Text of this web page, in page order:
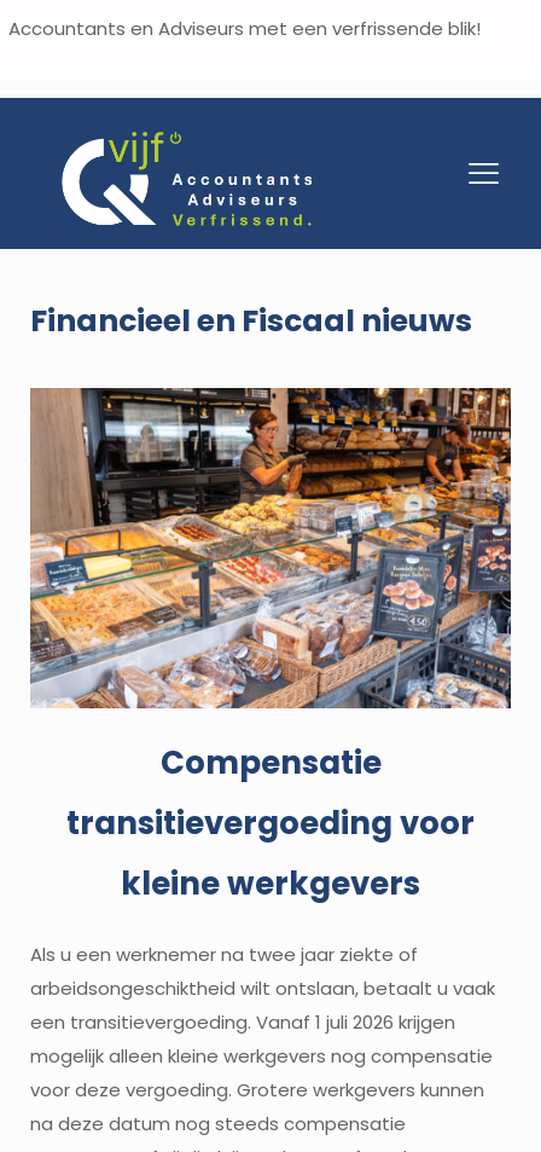
Accountants en Adviseurs met een verfrissende blik!
Financieel en Fiscaal nieuws
Compensatie
transitievergoeding voor
kleine werkgevers
Als u een werknemer na twee jaar ziekte of
arbeidsongeschiktheid wilt ontslaan, betaalt u vaak
een transitievergoeding. Vanaf 1 juli 2026 krijgen
mogelijk alleen kleine werkgevers nog compensatie
voor deze vergoeding. Grotere werkgevers kunnen
na deze datum nog steeds compensatie